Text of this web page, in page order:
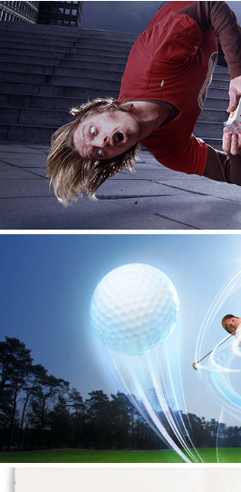
miscellaneous
KLM open